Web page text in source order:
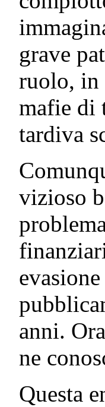
grave
ruolo, in
mafie di
tardiva
vizioso
anni.
ne
Questa